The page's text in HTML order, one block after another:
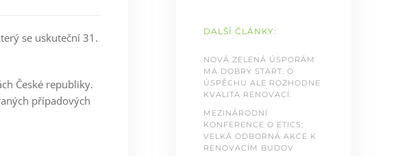
se uskuteční 31.
České republiky.
případových
DALŠÍ ČLÁNKY:
NOVÁ ZELENÁ ÚSPORÁM
MÁ DOBRÝ START. O
ÚSPĚCHU ALE ROZHODNE
KVALITA RENOVACÍ.
MEZINÁRODNÍ
KONFERENCE O ETICS:
VELKÁ ODBORNÁ AKCE K
RENOVACÍM BUDOV